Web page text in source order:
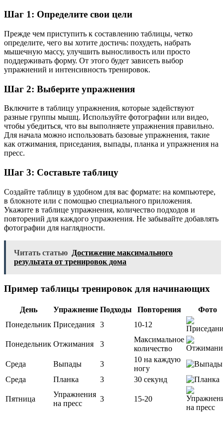
Шаг 1: Определите свои цели
Прежде чем приступить к составлению таблицы, четко
определите, чего вы хотите достичь: похудеть, набрать
мышечную массу, улучшить выносливость или просто
поддерживать форму. От этого будет зависеть выбор
упражнений и интенсивность тренировок.
Шаг 2: Выберите упражнения
Включите в таблицу упражнения, которые задействуют
разные группы мышц. Используйте фотографии или видео,
чтобы убедиться, что вы выполняете упражнения правильно.
Для начала можно использовать базовые упражнения, такие
как отжимания, приседания, выпады, планка и упражнения на
пресс.
Шаг 3: Составьте таблицу
Создайте таблицу в удобном для вас формате: на компьютере,
в блокноте или с помощью специального приложения.
Укажите в таблице упражнения, количество подходов и
повторений для каждого упражнения. Не забывайте добавлять
фотографии для наглядности.
Читать статью Достижение максимального
результата от тренировок дома
Пример таблицы тренировок для начинающих
День Упражнение Подходы Повторения
Фото
Понедельник Приседания 3 10-12
Понедельник Отжимания 3
Максимальное
количество
Среда
Выпады 3
10 на каждую
ногу
Среда
Планка 3 30 секунд
Пятница
Упражнения
на пресс
3 15-20